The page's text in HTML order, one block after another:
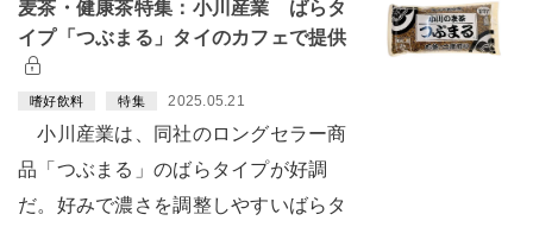
麦茶・健康茶特集：小川産業 ばらタ
イプ「つぶまる」タイのカフェで提供
嗜好飲料 特集 2025.05.21
小川産業は、同社のロングセラー商
品「つぶまる」のばらタイプが好調
だ。好みで濃さを調整しやすいばらタ